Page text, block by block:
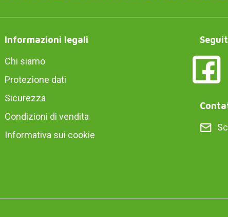
Informazioni legali
Chi siamo
Protezione dati
Sicurezza
Condizioni di vendita
Informativa sui cookie